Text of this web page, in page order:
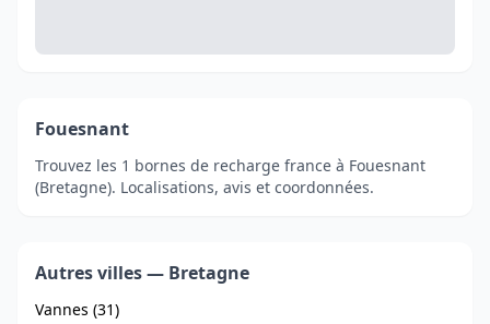
Fouesnant
Trouvez les 1 bornes de recharge france à Fouesnant
(Bretagne). Localisations, avis et coordonnées.
Autres villes — Bretagne
Vannes (31)